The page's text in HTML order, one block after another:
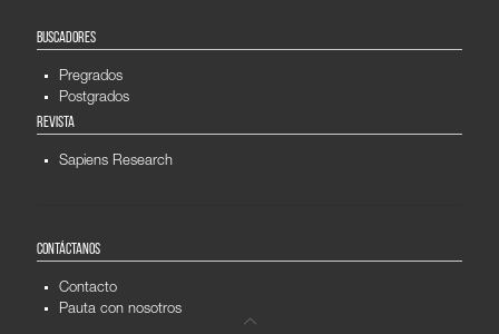
BUSCADORES
Pregrados
Postgrados
REVISTA
Sapiens Research
CONTÁCTANOS
Contacto
Pauta con nosotros